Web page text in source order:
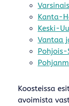
Kanta-
Keski-
Vantaa
Pohjois-
Koosteissa
avoimista